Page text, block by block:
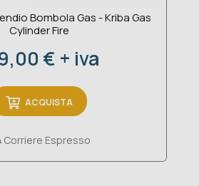
Bombola Gas - Kriba Gas
Cylinder Fire
€ + iva
ACQUISTA
Corriere Espresso